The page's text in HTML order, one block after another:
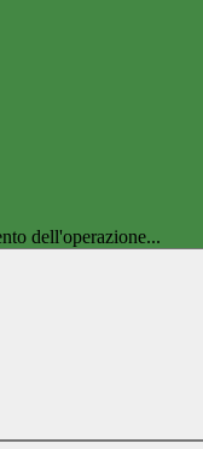
dell'operazione...